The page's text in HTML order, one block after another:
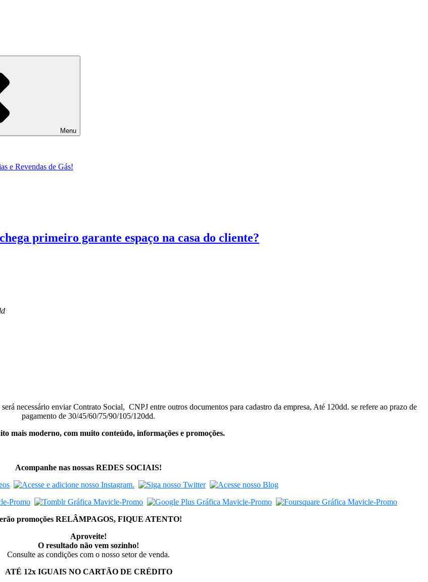
Menu
e Revendas de Gás!
primeiro garante espaço na casa do cliente?
necessário enviar Contrato Social, CNPJ entre outros documentos para cadastro da empresa, Até 120dd. se refere ao prazo de
pagamento de 30/45/60/75/90/105/120dd.
mais moderno, com muito conteúdo, informações e promoções.
Acompanhe nas nossas REDES SOCIAIS!
promoções RELÂMPAGOS, FIQUE ATENTO!
Aproveite!
O resultado não vem sozinho!
Consulte as condições com o nosso setor de venda.
ATÉ 12x IGUAIS NO CARTÃO DE CRÉDITO